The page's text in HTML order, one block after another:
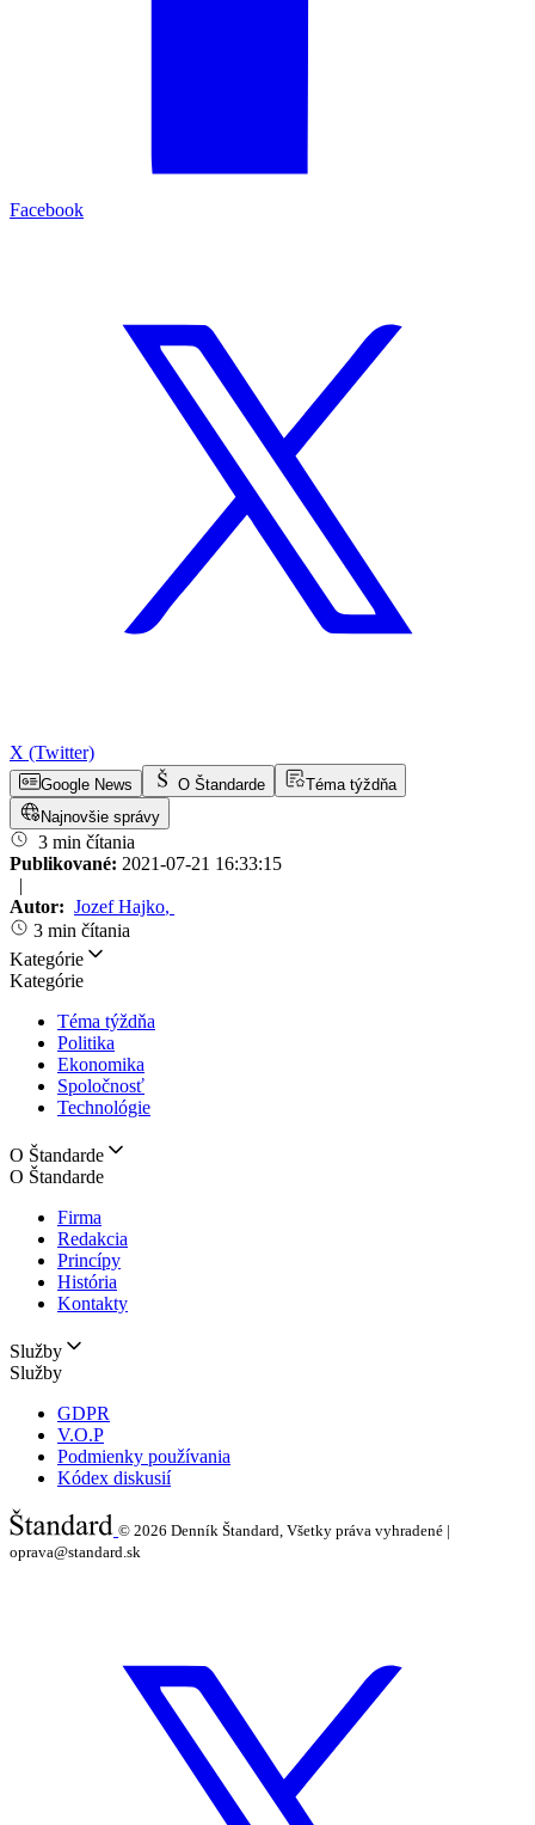
Facebook
X (Twitter)
Google News O Štandarde
Téma týždňa
Najnovšie správy
3 min čítania
Publikované: 2021-07-21 16:33:15
|
Autor: Jozef Hajko,
3 min čítania
Kategórie
Kategórie
Téma týždňa
Politika
Ekonomika
Spoločnosť
Technológie
O Štandarde
O Štandarde
Firma
Redakcia
Princípy
História
Kontakty
Služby
Služby
GDPR
V.O.P
Podmienky používania
Kódex diskusií
© 2026 Denník Štandard, Všetky práva vyhradené |
oprava@standard.sk